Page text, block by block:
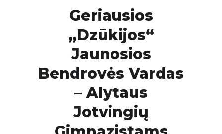
Geriausios
„Dzūkijos“
Jaunosios
Bendrovės Vardas
– Alytaus
Jotvingių